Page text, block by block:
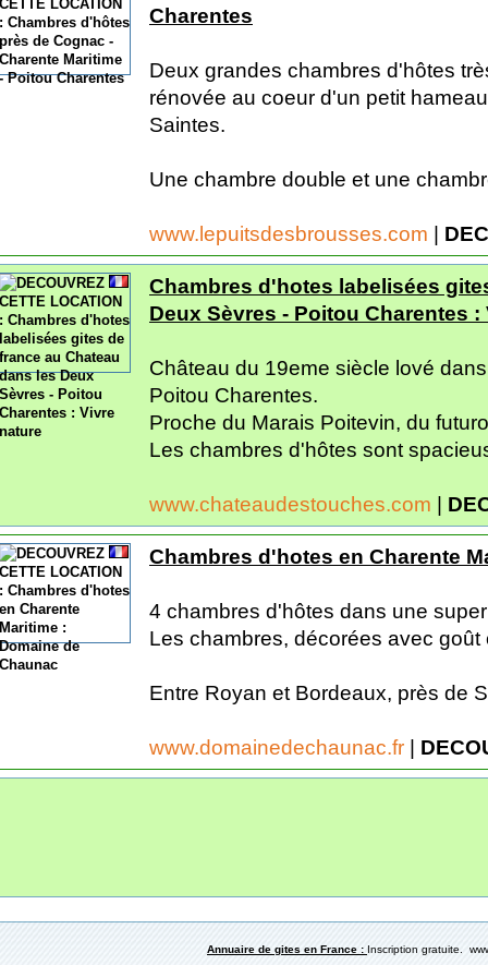
Charentes
Deux grandes chambres d'hôtes
rénovée au coeur d'un petit
Saintes.
Une chambre double et une
www.lepuitsdesbrousses.com |
Chambres d'hotes labelisées
Deux Sèvres - Poitou Charentes :
Château du 19eme siècle lové
Poitou Charentes.
Proche du Marais Poitevin, du
Les chambres d'hôtes sont
www.chateaudestouches.com |
Chambres d'hotes en Charente
4 chambres d'hôtes dans une
Les chambres, décorées avec
Entre Royan et Bordeaux, près de
www.domainedechaunac.fr |
Annuaire de gites en France : Inscription gratuite.